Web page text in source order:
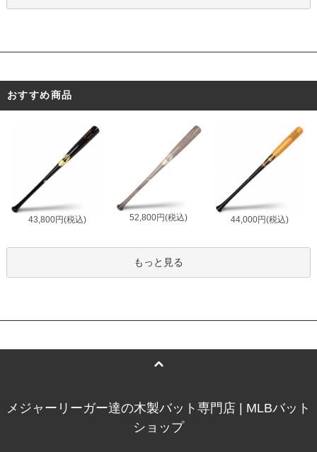
おすすめ商品
43,800円(税込) 52,800円(税込) 44,000円(税込)
もっと見る
メジャーリーガー達の木製バット専門店 | MLBバット
ショップ